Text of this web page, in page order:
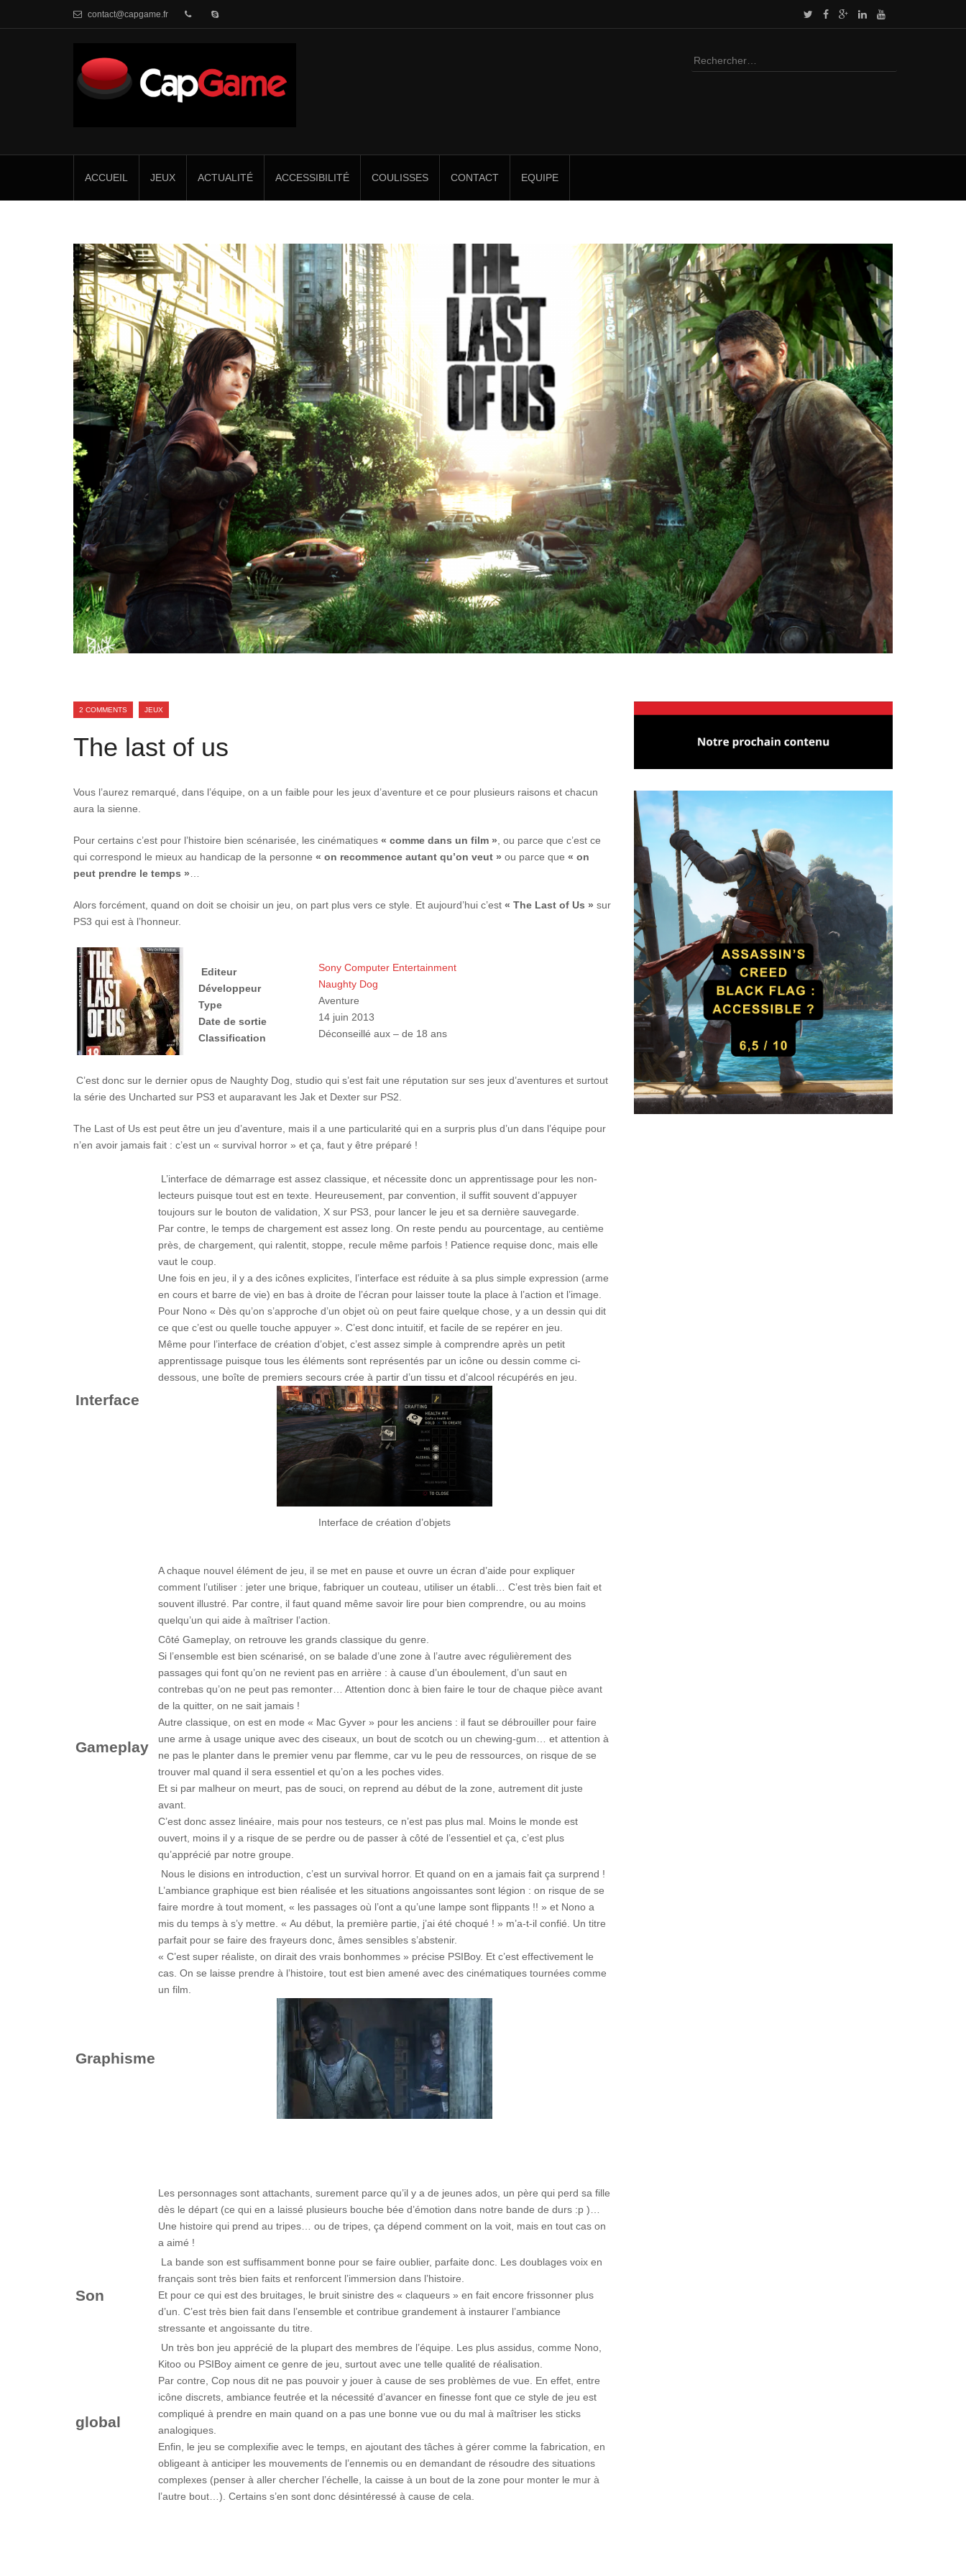
contact@capgame.fr
Rechercher :
ACCUEIL JEUX ACTUALITÉ ACCESSIBILITÉ COULISSES CONTACT EQUIPE
2 COMMENTS JEUX
The last of us
Vous l’aurez remarqué, dans l’équipe, on a un faible pour les jeux d’aventure et ce pour plusieurs raisons et chacun
aura la sienne.
Pour certains c’est pour l’histoire bien scénarisée, les cinématiques « comme dans un film » , ou parce que c’est ce
qui correspond le mieux au handicap de la personne « on recommence autant qu’on veut » ou parce que « on
peut prendre le temps »
Alors forcément, quand on doit se choisir un jeu, on part plus vers ce style. Et aujourd’hui c’est « The Last of Us » sur
PS3 qui est à l’honneur.
Editeur
Développeur
Type
Date de sortie
Classification
Sony Computer Entertainment
Naughty Dog
Aventure
14 juin 2013
Déconseillé aux – de 18 ans
C’est donc sur le dernier opus de Naughty Dog, studio qui s’est fait une réputation sur ses jeux d’aventures et surtout
la série des Uncharted sur PS3 et auparavant les Jak et Dexter sur PS2.
The Last of Us est peut être un jeu d’aventure, mais il a une particularité qui en a surpris plus d’un dans l’équipe pour
n’en avoir jamais fait : c’est un « survival horror » et ça, faut y être préparé !
Interface
L’interface de démarrage est assez classique, et nécessite donc un apprentissage pour les non-
lecteurs puisque tout est en texte. Heureusement, par convention, il suffit souvent d’appuyer
toujours sur le bouton de validation, X sur PS3, pour lancer le jeu et sa dernière sauvegarde.
Par contre, le temps de chargement est assez long. On reste pendu au pourcentage, au centième
près, de chargement, qui ralentit, stoppe, recule même parfois ! Patience requise donc, mais elle
vaut le coup.
Une fois en jeu, il y a des icônes explicites, l’interface est réduite à sa plus simple expression (arme
en cours et barre de vie) en bas à droite de l’écran pour laisser toute la place à l’action et l’image.
Pour Nono « Dès qu’on s’approche d’un objet où on peut faire quelque chose, y a un dessin qui dit
ce que c’est ou quelle touche appuyer ». C’est donc intuitif, et facile de se repérer en jeu.
Même pour l’interface de création d’objet, c’est assez simple à comprendre après un petit
apprentissage puisque tous les éléments sont représentés par un icône ou dessin comme ci-
dessous, une boîte de premiers secours crée à partir d’un tissu et d’alcool récupérés en jeu.
Interface de création d’objets
A chaque nouvel élément de jeu, il se met en pause et ouvre un écran d’aide pour expliquer
comment l’utiliser : jeter une brique, fabriquer un couteau, utiliser un établi… C’est très bien fait et
souvent illustré. Par contre, il faut quand même savoir lire pour bien comprendre, ou au moins
quelqu’un qui aide à maîtriser l’action.
Gameplay
Côté Gameplay, on retrouve les grands classique du genre.
Si l’ensemble est bien scénarisé, on se balade d’une zone à l’autre avec régulièrement des
passages qui font qu’on ne revient pas en arrière : à cause d’un éboulement, d’un saut en
contrebas qu’on ne peut pas remonter… Attention donc à bien faire le tour de chaque pièce avant
de la quitter, on ne sait jamais !
Autre classique, on est en mode « Mac Gyver » pour les anciens : il faut se débrouiller pour faire
une arme à usage unique avec des ciseaux, un bout de scotch ou un chewing-gum… et attention à
ne pas le planter dans le premier venu par flemme, car vu le peu de ressources, on risque de se
trouver mal quand il sera essentiel et qu’on a les poches vides.
Et si par malheur on meurt, pas de souci, on reprend au début de la zone, autrement dit juste
avant.
C’est donc assez linéaire, mais pour nos testeurs, ce n’est pas plus mal. Moins le monde est
ouvert, moins il y a risque de se perdre ou de passer à côté de l’essentiel et ça, c’est plus
qu’apprécié par notre groupe.
Graphisme
Nous le disions en introduction, c’est un survival horror. Et quand on en a jamais fait ça surprend !
L’ambiance graphique est bien réalisée et les situations angoissantes sont légion : on risque de se
faire mordre à tout moment, « les passages où l’ont a qu’une lampe sont flippants !! » et Nono a
mis du temps à s’y mettre. « Au début, la première partie, j’ai été choqué ! » m’a-t-il confié. Un titre
parfait pour se faire des frayeurs donc, âmes sensibles s’abstenir.
« C’est super réaliste, on dirait des vrais bonhommes » précise PSIBoy. Et c’est effectivement le
cas. On se laisse prendre à l’histoire, tout est bien amené avec des cinématiques tournées comme
un film.
Les personnages sont attachants, surement parce qu’il y a de jeunes ados, un père qui perd sa fille
dès le départ (ce qui en a laissé plusieurs bouche bée d’émotion dans notre bande de durs :p )…
Une histoire qui prend au tripes… ou de tripes, ça dépend comment on la voit, mais en tout cas on
a aimé !
Son
La bande son est suffisamment bonne pour se faire oublier, parfaite donc. Les doublages voix en
français sont très bien faits et renforcent l’immersion dans l’histoire.
Et pour ce qui est des bruitages, le bruit sinistre des « claqueurs » en fait encore frissonner plus
d’un. C’est très bien fait dans l’ensemble et contribue grandement à instaurer l’ambiance
stressante et angoissante du titre.
global
Un très bon jeu apprécié de la plupart des membres de l’équipe. Les plus assidus, comme Nono,
Kitoo ou PSIBoy aiment ce genre de jeu, surtout avec une telle qualité de réalisation.
Par contre, Cop nous dit ne pas pouvoir y jouer à cause de ses problèmes de vue. En effet, entre
icône discrets, ambiance feutrée et la nécessité d’avancer en finesse font que ce style de jeu est
compliqué à prendre en main quand on a pas une bonne vue ou du mal à maîtriser les sticks
analogiques.
Enfin, le jeu se complexifie avec le temps, en ajoutant des tâches à gérer comme la fabrication, en
obligeant à anticiper les mouvements de l’ennemis ou en demandant de résoudre des situations
complexes (penser à aller chercher l’échelle, la caisse à un bout de la zone pour monter le mur à
l’autre bout…). Certains s’en sont donc désintéressé à cause de cela.